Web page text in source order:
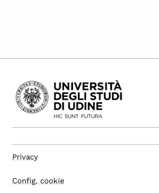
Privacy
Config. cookie